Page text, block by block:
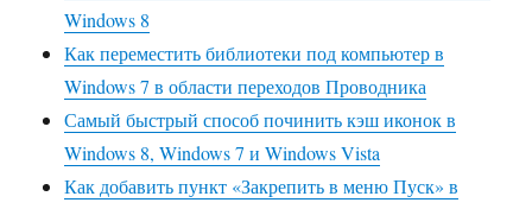
Windows 8
Как переместить библиотеки под компьютер в
Windows 7 в области переходов Проводника
Самый быстрый способ починить кэш иконок в
Windows 8, Windows 7 и Windows Vista
Как добавить пункт «Закрепить в меню Пуск» в